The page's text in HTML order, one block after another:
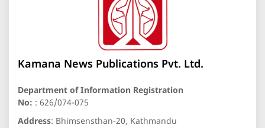
Kamana News Publications Pvt. Ltd.
Department of Information Registration
No: : 626/074-075
Address: Bhimsensthan-20, Kathmandu